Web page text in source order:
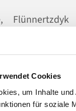
Cookies
um Inhalte und
für soziale